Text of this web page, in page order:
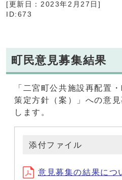
[更新日：2023年2月27日]
ID:673
町民意見募集結果
「二宮町公共施設再配置
策定方針（案）」への意
します。
添付ファイル
意見募集の結果につ